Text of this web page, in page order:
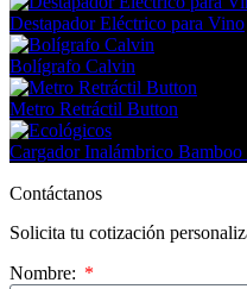
Destapador Eléctrico para Vino
Bolígrafo Calvin
Metro Retráctil Button
Cargador Inalámbrico Bamboo
Contáctanos
Solicita tu cotización
Nombre: